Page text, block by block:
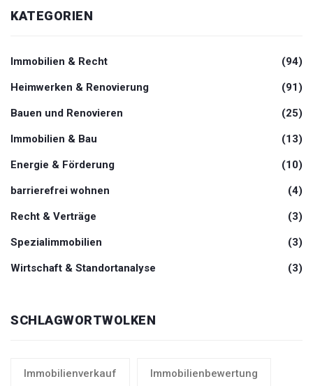
KATEGORIEN
Immobilien & Recht (94)
Heimwerken & Renovierung (91)
Bauen und Renovieren (25)
Immobilien & Bau (13)
Energie & Förderung (10)
barrierefrei wohnen (4)
Recht & Verträge (3)
Spezialimmobilien (3)
Wirtschaft & Standortanalyse (3)
SCHLAGWORTWOLKEN
Immobilienverkauf Immobilienbewertung